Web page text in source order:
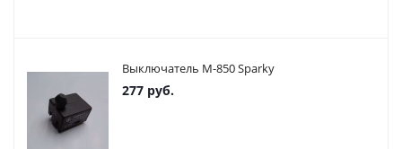
Выключатель М-850 Sparky
277 руб.